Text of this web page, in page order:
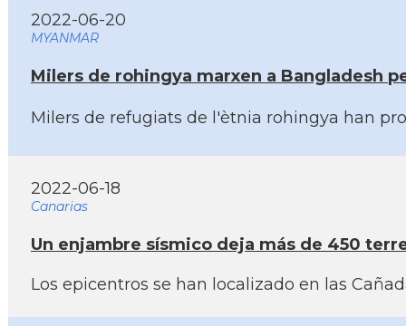
2022-06-20
MYANMAR
Milers de rohingya marxen a Bangladesh
Milers de refugiats de l'ètnia rohingya han
2022-06-18
Canarias
Un enjambre sí­smico deja más de 450
Los epicentros se han localizado en las